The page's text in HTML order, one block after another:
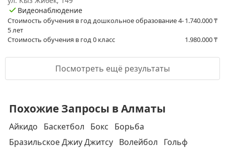
Видеонаблюдение
Стоимость обучения в год дошкольное образование 4-
5 лет
1.740.000₸
Стоимость обучения в год 0 класс 1.980.000₸
Посмотреть ещё результаты
Похожие Запросы в Алматы
Айкидо Баскетбол Бокс
Борьба
Бразильское Джиу Джитсу Волейбол
Гольф